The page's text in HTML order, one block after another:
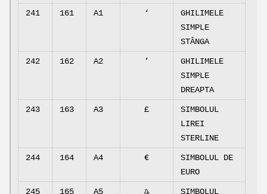
241 161 A1 ‘
GHILIMELE
SIMPLE
STÂNGA
242 162 A2 ’
GHILIMELE
SIMPLE
DREAPTA
243 163 A3 £
SIMBOLUL
LIREI
STERLINE
244 164 A4 €
SIMBOLUL DE
EURO
245 165 A5 ₯
SIMBOLUL